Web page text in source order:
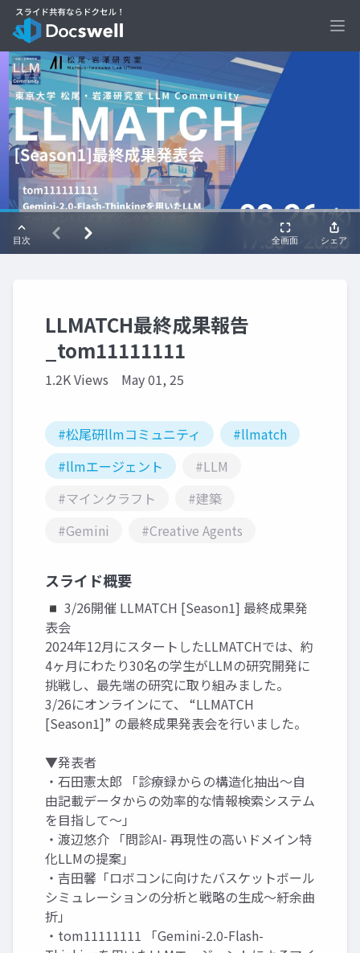
LLMATCH最終成果報告
_tom11111111
1.2K Views May 01, 25
#松尾研llmコミュニティ
#llmatch
#llmエージェント
#LLM
#マインクラフト
#建築
#Gemini
#Creative Agents
スライド概要
◾️ 3/26開催 LLMATCH [Season1] 最終成果発
表会
2024年12月にスタートしたLLMATCHでは、約
4ヶ月にわたり30名の学生がLLMの研究開発に
挑戦し、最先端の研究に取り組みました。
3/26にオンラインにて、 “LLMATCH
[Season1]” の最終成果発表会を行いました。
▼発表者
・石田憲太郎 「診療録からの構造化抽出〜自
由記載データからの効率的な情報検索システム
を目指して〜」
・渡辺悠介 「問診AI- 再現性の高いドメイン特
化LLMの提案」
・吉田馨「ロボコンに向けたバスケットボール
シミュレーションの分析と戦略の生成〜紆余曲
折」
・tom11111111 「Gemini-2.0-Flash-